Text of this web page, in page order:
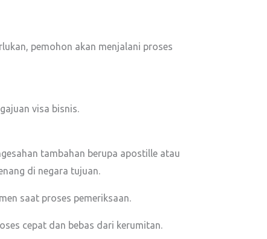
pemohon akan menjalani proses
visa bisnis.
tambahan berupa apostille atau
di negara tujuan.
saat proses pemeriksaan.
cepat dan bebas dari kerumitan.